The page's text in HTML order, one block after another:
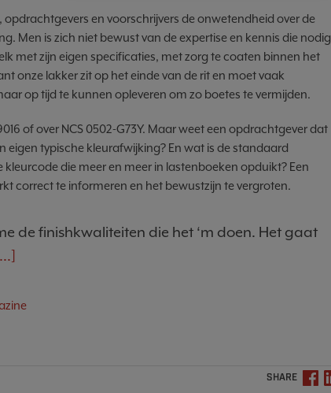
en voorschrijvers de onwetendheid over de
Men is zich niet bewust van de expertise en kennis die nodig
met zijn eigen specificaties, met zorg te coaten binnen het
onze lakker zit op het einde van de rit en moet vaak
op tijd te kunnen opleveren om zo boetes te vermijden.
of over NCS 0502-G73Y. Maar weet een opdrachtgever dat
eigen typische kleurafwijking? En wat is de standaard
kleurcode die meer en meer in lastenboeken opduikt? Een
correct te informeren en het bewustzijn te vergroten.
de finishkwaliteiten die het ‘m doen. Het gaat
SHARE